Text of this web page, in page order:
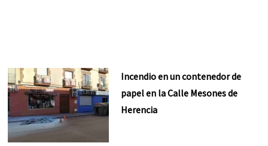
Incendio en un contenedor de
papel en la Calle Mesones de
Herencia